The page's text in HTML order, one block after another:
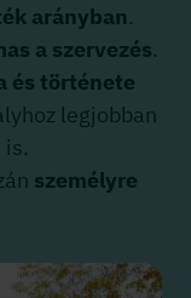
arányban.
a szervezés.
és története
legjobban
is.
személyre